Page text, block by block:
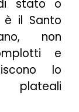
stato o
il Santo
non
e
lo
plateali